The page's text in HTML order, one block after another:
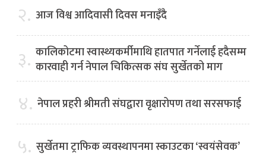
२. आज विश्व आदिवासी दिवस मनाइँदै
३. कालिकोटमा स्वास्थ्यकर्मीमाथि हातपात गर्नेलाई हदैसम्म
कारवाही गर्न नेपाल चिकित्सक संघ सुर्खेतको माग
४. नेपाल प्रहरी श्रीमती संघद्वारा वृक्षारोपण तथा सरसफाई
५. सुर्खेतमा ट्राफिक व्यवस्थापनमा स्काउटका ‘स्वयंसेवक’